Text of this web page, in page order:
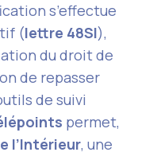
s’effectue
(lettre 48SI),
du droit de
de repasser
de suivi
permet,
l’Intérieur, une